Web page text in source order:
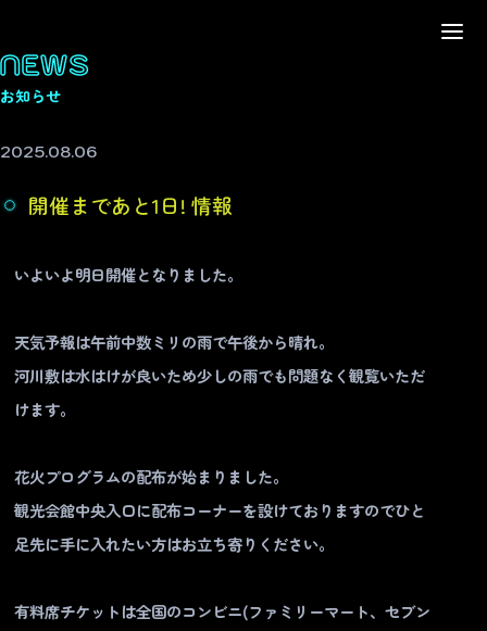
NEWS
お知らせ
2025.08.06
開催まであと1日! 情報
いよいよ明日開催となりました。
天気予報は午前中数ミリの雨で午後から晴れ。
河川敷は水はけが良いため少しの雨でも問題なく観覧いただ
けます。
花火プログラムの配布が始まりました。
観光会館中央入口に配布コーナーを設けておりますのでひと
足先に手に入れたい方はお立ち寄りください。
有料席チケットは全国のコンビニ(ファミリーマート、セブン